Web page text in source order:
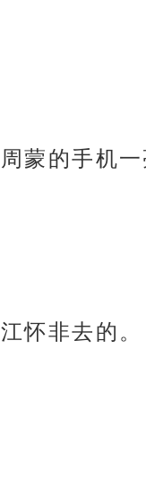
蒙的手机
怀非去的。